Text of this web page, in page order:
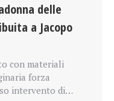
delle
a Jacopo
con materiali
forza
intervento di…